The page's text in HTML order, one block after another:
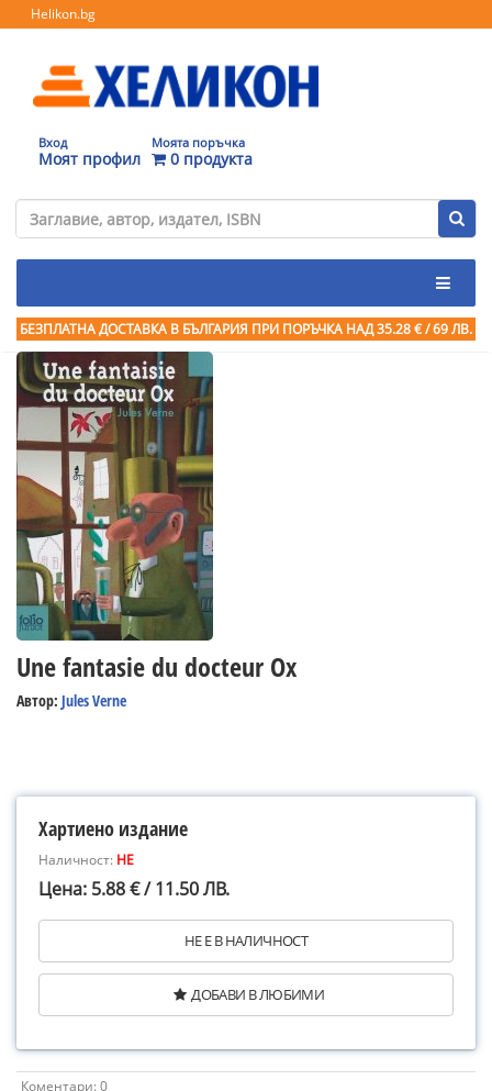
Helikon.bg
Вход
Моят профил
Моята поръчка
0 продукта
БЕЗПЛАТНА ДОСТАВКА В БЪЛГАРИЯ ПРИ ПОРЪЧКА НАД 35.28 € / 69 ЛВ.
Une fantasie du docteur Ox
Автор: Jules Verne
Хартиено издание
Наличност: НЕ
Цена: 5.88 € / 11.50 ЛВ.
НЕ Е В НАЛИЧНОСТ
ДОБАВИ В ЛЮБИМИ
Коментари: 0